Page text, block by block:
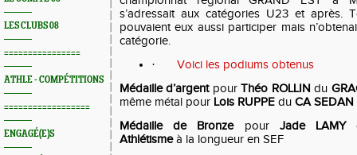
LES CLUBS 08
================
ATHLE - COMPÉTITIONS
==================
ENGAGÉ(E)S
s’adressait aux catégories U23 et après.
pouvaient eux aussi participer mais
catégorie.
·
Voici les podiums obtenus
Médaille d’argentpourThéo ROLLIN du
même métal pour Lois RUPPE du CA SEDAN
Médaille de Bronze pour Jade LAMY
Athlétismeà la longueur en SEF